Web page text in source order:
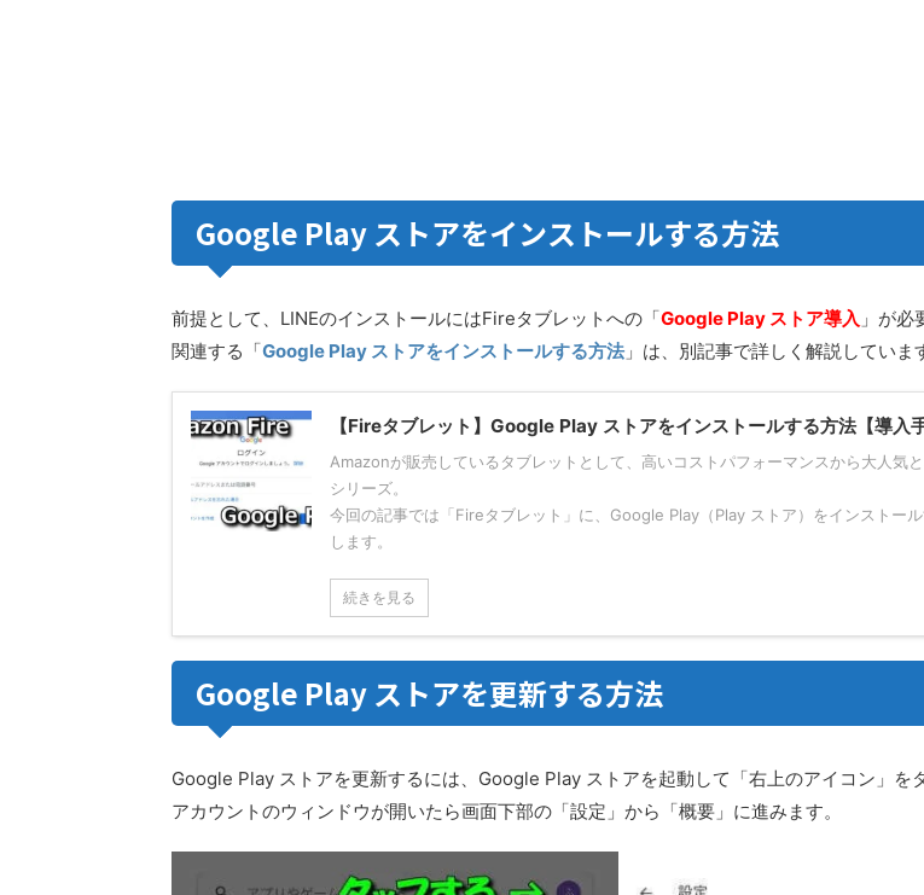
Google Play ストアをインストールする方法
前提として、LINEのインストールにはFireタブレットへの「Google Play ストア導入 」が必
関連する「Google Play ストアをインストールする方法 」は、別記事で詳しく解説していま
【Fireタブレット】Google Play ストアをインストールする方法【導入手
Amazonが販売しているタブレットとして、高いコストパフォーマンスから大人気
シリーズ。
今回の記事では「Fireタブレット」に、Google Play（Play ストア）をインストー
します。
続きを見る
Google Play ストアを更新する方法
Google Play ストアを更新するには、Google Play ストアを起動して「右上のアイコン」を
アカウントのウィンドウが開いたら画面下部の「設定」から「概要」に進みます。